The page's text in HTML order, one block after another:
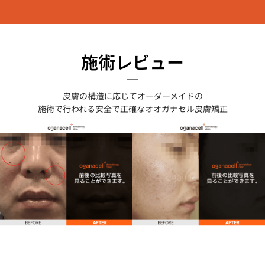
施術レビュー
皮膚の構造に応じてオーダーメイドの
施術で行われる安全で正確なオオガナセル皮膚矯正